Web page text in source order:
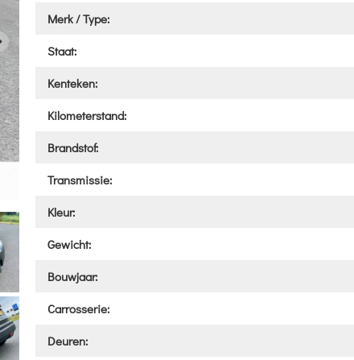
Merk / Type:
Staat:
Kenteken:
Kilometerstand:
Brandstof:
Transmissie:
Kleur:
Gewicht:
Bouwjaar:
Carrosserie:
Deuren: